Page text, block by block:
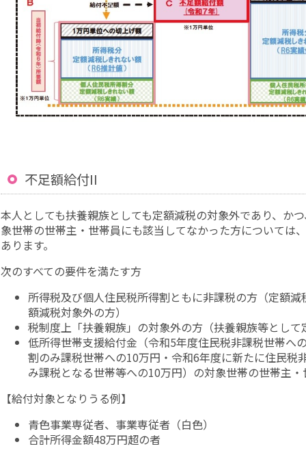
不足額給付II
本人としても扶養親族としても定額減税の対象外であり、か
象世帯の世帯主・世帯員にも該当してなかった方については
あります。
次のすべての要件を満たす方
所得税及び個人住民税所得割ともに非課税の方（定額
額減税対象外の方）
税制度上「扶養親族」の対象外の方（扶養親族等として
低所得世帯支援給付金（令和5年度住民税非課税世帯へ
割のみ課税世帯への10万円・令和6年度に新たに住民税
み課税となる世帯等への10万円）の対象世帯の世帯主
【給付対象となりうる例】
青色事業専従者、事業専従者（白色）
合計所得金額48万円超の者